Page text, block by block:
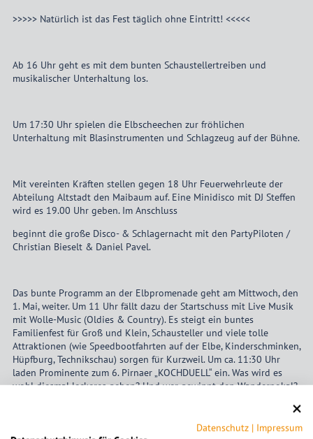
>>>>> Natürlich ist das Fest täglich ohne Eintritt! <<<<<
Ab 16 Uhr geht es mit dem bunten Schaustellertreiben und
musikalischer Unterhaltung los.
Um 17:30 Uhr spielen die Elbscheechen zur fröhlichen
Unterhaltung mit Blasinstrumenten und Schlagzeug auf der Bühne.
Mit vereinten Kräften stellen gegen 18 Uhr Feuerwehrleute der
Abteilung Altstadt den Maibaum auf. Eine Minidisco mit DJ Steffen
wird es 19.00 Uhr geben. Im Anschluss
beginnt die große Disco- & Schlagernacht mit den PartyPiloten /
Christian Bieselt & Daniel Pavel.
Das bunte Programm an der Elbpromenade geht am Mittwoch, den
1. Mai, weiter. Um 11 Uhr fällt dazu der Startschuss mit Live Musik
mit Wolle-Music (Oldies & Country). Es steigt ein buntes
Familienfest für Groß und Klein, Schausteller und viele tolle
Attraktionen (wie Speedbootfahrten auf der Elbe, Kinderschminken,
Hüpfburg, Technikschau) sorgen für Kurzweil. Um ca. 11:30 Uhr
laden Prominente zum 6. Pirnaer „KOCHDUELL“ ein. Was wird es
wohl diesmal leckeres geben? Und wer gewinnt den Wanderpokal?
Ab 14 Uhr begrüßen wir auf unserem verschiedene Vereine mit
Datenschutz | Impressum